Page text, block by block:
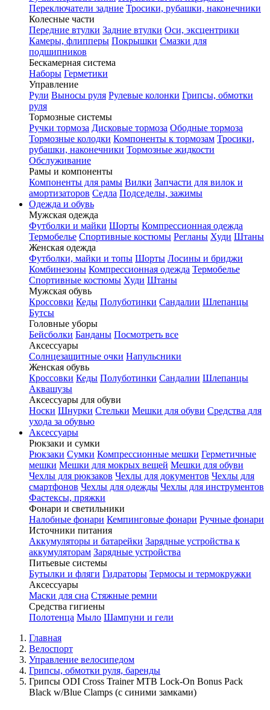
Переключатели задние Тросики, рубашки, наконечники
Колесные части
Передние втулки Задние втулки Оси, эксцентрики
Камеры, флипперы Покрышки Смазки для
подшипников
Бескамерная система
Наборы Герметики
Управление
Рули Выносы руля Рулевые колонки Грипсы, обмотки
руля
Тормозные системы
Ручки тормоза Дисковые тормоза Ободные тормоза
Тормозные колодки Компоненты к тормозам Тросики,
рубашки, наконечники Тормозные жидкости
Обслуживание
Рамы и компоненты
Компоненты для рамы Вилки Запчасти для вилок и
амортизаторов Седла Подседелы, зажимы
Одежда и обувь
Мужская одежда
Футболки и майки Шорты Компрессионная одежда
Термобелье Спортивные костюмы Регланы Худи Штаны
Женская одежда
Футболки, майки и топы Шорты Лосины и бриджи
Комбинезоны Компрессионная одежда Термобелье
Спортивные костюмы Худи Штаны
Мужская обувь
Кроссовки Кеды Полуботинки Сандалии Шлепанцы
Бутсы
Головные уборы
Бейсболки Банданы Посмотреть все
Аксессуары
Солнцезащитные очки Напульсники
Женская обувь
Кроссовки Кеды Полуботинки Сандалии Шлепанцы
Аквашузы
Аксессуары для обуви
Носки Шнурки Стельки Мешки для обуви Средства для
ухода за обувью
Аксессуары
Рюкзаки и сумки
Рюкзаки Сумки Компрессионные мешки Герметичные
мешки Мешки для мокрых вещей Мешки для обуви
Чехлы для рюкзаков Чехлы для документов Чехлы для
смартфонов Чехлы для одежды Чехлы для инструментов
Фастексы, пряжки
Фонари и светильники
Налобные фонари Кемпинговые фонари Ручные фонари
Источники питания
Аккумуляторы и батарейки Зарядные устройства к
аккумуляторам Зарядные устройства
Питьевые системы
Бутылки и фляги Гидраторы Термосы и термокружки
Аксессуары
Маски для сна Стяжные ремни
Средства гигиены
Полотенца Мыло Шампуни и гели
Главная
Велоспорт
Управление велосипедом
Грипсы, обмотки руля, баренды
Грипсы ODI Cross Trainer MTB Lock-On Bonus Pack
Black w/Blue Clamps (с синими замками)